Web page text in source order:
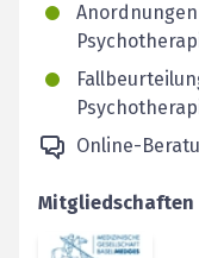
Online-
Mitgliedschaften